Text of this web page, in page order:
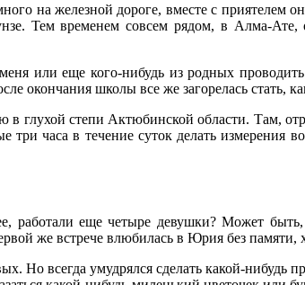
на железной дороге, вместе с
Тем временем совсем рядом, в Алма-Ате,
или еще кого-нибудь из родных
окончания школы все же загорелась стать,
глухой степи Актюбинской области. Там,
часа в течение суток делать измерения
работали еще четыре девушки? Может
же встрече влюбилась в Юрия без
Но всегда умудрялся сделать какой-